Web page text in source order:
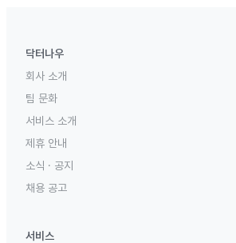
닥터나우
회사 소개
팀 문화
서비스 소개
제휴 안내
소식 · 공지
채용 공고
서비스